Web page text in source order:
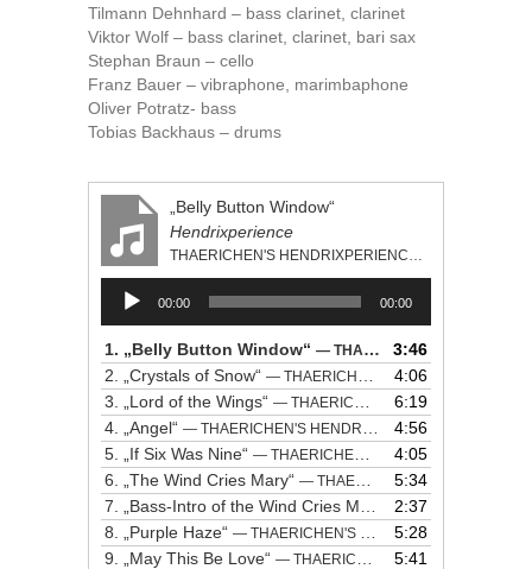
Tilmann Dehnhard – bass clarinet, clarinet
Viktor Wolf – bass clarinet, clarinet, bari sax
Stephan Braun – cello
Franz Bauer – vibraphone, marimbaphone
Oliver Potratz- bass
Tobias Backhaus – drums
„Belly Button Window“
Hendrixperience
THAERICHEN'S HENDRIXPERIENCE ORCHESTRA
Audio-
Player
00:00 00:00
1. „Belly Button Window“ — THAERICHEN'S HENDRIXPERIENCE ORCHESTRA
3:46
2.
„Crystals of Snow“ — THAERICHEN'S HENDRIXPERIENCE ORCHESTRA
4:06
3.
„Lord of the Wings“ — THAERICHEN'S HENDRIXPERIENCE ORCHESTRA
6:19
4.
„Angel“ — THAERICHEN'S HENDRIXPERIENCE ORCHESTRA
4:56
5.
„If Six Was Nine“ — THAERICHEN'S HENDRIXPERIENCE ORCHESTRA
4:05
6.
„The Wind Cries Mary“ — THAERICHEN'S HENDRIXPERIENCE ORCHESTRA
5:34
7.
„Bass-Intro of the Wind Cries Mary“ — THAERICHEN'S
2:37
8.
„Purple Haze“ — THAERICHEN'S HENDRIXPERIENCE ORCHESTRA
5:28
9.
„May This Be Love“ — THAERICHEN'S HENDRIXPERIENCE ORCHESTRA
5:41